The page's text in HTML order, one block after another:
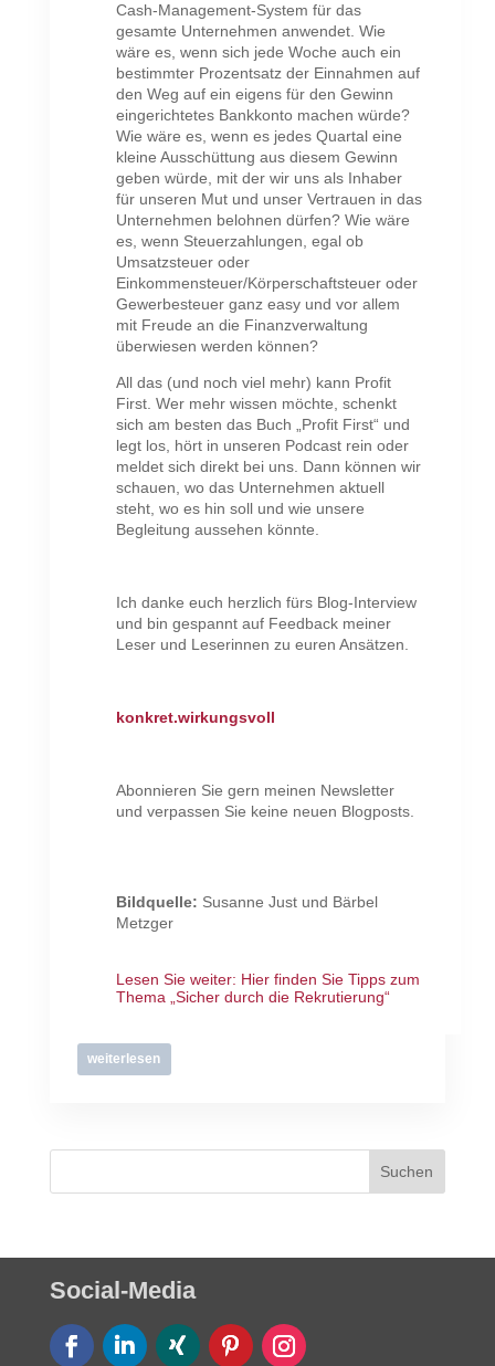
Cash-Management-System für das
gesamte Unternehmen anwendet. Wie
wäre es, wenn sich jede Woche auch ein
bestimmter Prozentsatz der Einnahmen auf
den Weg auf ein eigens für den Gewinn
eingerichtetes Bankkonto machen würde?
Wie wäre es, wenn es jedes Quartal eine
kleine Ausschüttung aus diesem Gewinn
geben würde, mit der wir uns als Inhaber
für unseren Mut und unser Vertrauen in das
Unternehmen belohnen dürfen? Wie wäre
es, wenn Steuerzahlungen, egal ob
Umsatzsteuer oder
Einkommensteuer/Körperschaftsteuer oder
Gewerbesteuer ganz easy und vor allem
mit Freude an die Finanzverwaltung
überwiesen werden können?
All das (und noch viel mehr) kann Profit
First. Wer mehr wissen möchte, schenkt
sich am besten das Buch „Profit First“ und
legt los, hört in unseren Podcast rein oder
meldet sich direkt bei uns. Dann können wir
schauen, wo das Unternehmen aktuell
steht, wo es hin soll und wie unsere
Begleitung aussehen könnte.
Ich danke euch herzlich fürs Blog-Interview
und bin gespannt auf Feedback meiner
Leser und Leserinnen zu euren Ansätzen.
konkret.wirkungsvoll
Abonnieren Sie gern meinen Newsletter
und verpassen Sie keine neuen Blogposts.
Bildquelle: Susanne Just und Bärbel
Metzger
Lesen Sie weiter: Hier finden Sie Tipps zum
Thema „Sicher durch die Rekrutierung“
weiterlesen
Social-Media